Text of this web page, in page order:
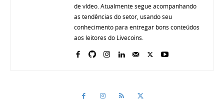
de vídeo. Atualmente segue acompanhando
as tendências do setor, usando seu
conhecimento para entregar bons conteúdos
aos leitores do Livecoins.